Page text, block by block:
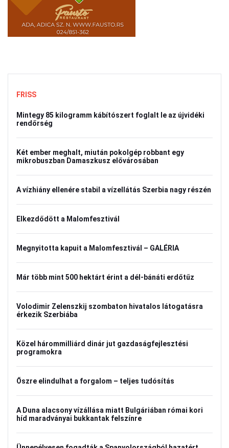
FRISS
Mintegy 85 kilogramm kábítószert foglalt le az újvidéki
rendőrség
Két ember meghalt, miután pokolgép robbant egy
mikrobuszban Damaszkusz elővárosában
A vízhiány ellenére stabil a vízellátás Szerbia nagy részén
Elkezdődött a Malomfesztivál
Megnyitotta kapuit a Malomfesztivál – GALÉRIA
Már több mint 500 hektárt érint a dél-bánáti erdőtűz
Volodimir Zelenszkij szombaton hivatalos látogatásra
érkezik Szerbiába
Közel hárommilliárd dinár jut gazdaságfejlesztési
programokra
Őszre elindulhat a forgalom – teljes tudósítás
A Duna alacsony vízállása miatt Bulgáriában római kori
híd maradványai bukkantak felszínre